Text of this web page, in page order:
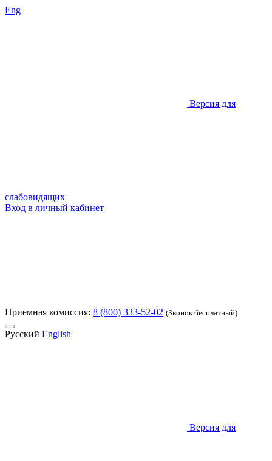
Eng
Версия для
слабовидящих
Вход в личный кабинет
Приемная комиссия: 8 (800) 333-52-02 (Звонок бесплатный)
Русский English
Версия для